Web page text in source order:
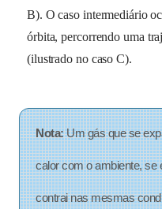
B). O caso intermediário
órbita, percorrendo uma
(ilustrado no caso C).
Nota:Um gás que se
calor com o ambiente, se
contrai nas mesmas